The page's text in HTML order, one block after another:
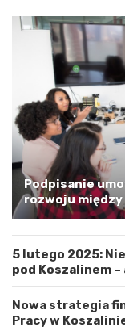
p
k
i
m
G
n
i
a
s
t
e
Podpisanie
rozwoju
5 lutego 2025:
pod Koszalinem
Nowa strategia
Pracy w